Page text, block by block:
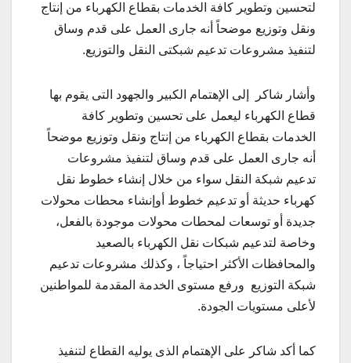
لتحسين وتطوير كافة الخدمات بقطاع الكهرباء من إنتاج
ونقل وتوزيع موضحاً أنه جارى العمل على قدم وساق
لتنفيذ مشروعات تدعيم شبكتى النقل والتوزيع.
وأشار شاكر إلى الإهتمام الكبير والجهود التى يقوم بها
قطاع الكهرباء ليعمل على تحسين وتطوير كافة
الخدمات بقطاع الكهرباء من إنتاج ونقل وتوزيع موضحاً
أنه جارى العمل على قدم وساق لتنفيذ مشروعات
تدعيم شبكة النقل سواء من خلال إنشاء خطوط نقل
كهرباء حديثة أو تدعيم خطوط أوإنشاء محطات محولات
جديدة أو توسعات لمحطات محولات موجودة بالفعل،
وخاصة لتدعيم شبكات نقل الكهرباء بالصعيد
والمحافظات الأكثر احتياجاً ، وكذلك مشروعات تدعيم
شبكة التوزيع ورفع مستوى الخدمة المقدمة للمواطنين
لأعلى مستويات الجودة.
كما أكد شاكر على الإهتمام الذى يوليه القطاع لتنفيذ